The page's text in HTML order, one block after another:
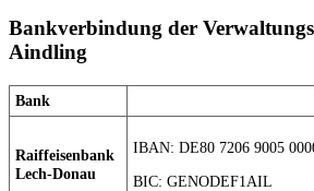
Bankverbindung der
Aindling
Bank
Raiffeisenbank
Lech-Donau
IBAN: DE80 7206 9005
BIC: GENODEF1AIL